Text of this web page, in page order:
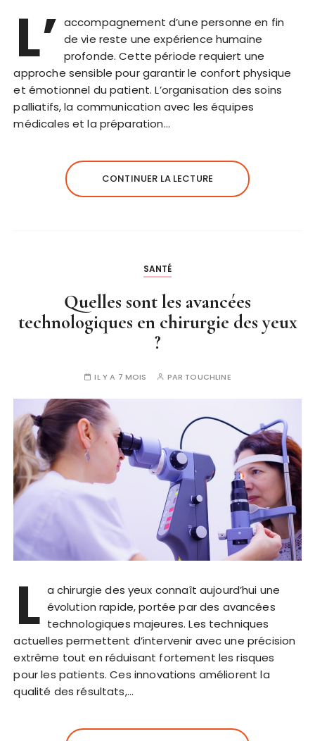
L’ accompagnement d’une personne en fin
de vie reste une expérience humaine
profonde. Cette période requiert une
approche sensible pour garantir le confort physique
et émotionnel du patient. L’organisation des soins
palliatifs, la communication avec les équipes
médicales et la préparation…
CONTINUER LA LECTURE
SANTÉ
Quelles sont les avancées
technologiques en chirurgie des yeux
?
IL Y A 7 MOIS PAR TOUCHLINE
L a chirurgie des yeux connaît aujourd’hui une
évolution rapide, portée par des avancées
technologiques majeures. Les techniques
actuelles permettent d’intervenir avec une précision
extrême tout en réduisant fortement les risques
pour les patients. Ces innovations améliorent la
qualité des résultats,…